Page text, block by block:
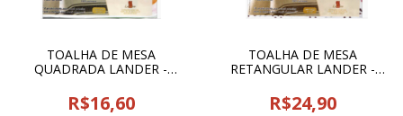
TOALHA DE MESA
QUADRADA LANDER -
R$16,60
TOALHA DE MESA
RETANGULAR LANDER -
R$24,90